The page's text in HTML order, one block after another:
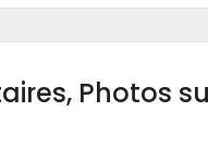
Photos